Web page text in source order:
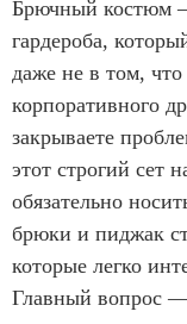
Брючный костюм
гардероба,
даже не в том,
корпоративного
закрываете
этот строгий сет
обязательно
брюки и пиджак
которые легко
Главный вопрос